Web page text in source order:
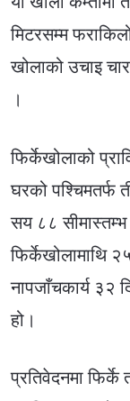
मिटरसम्म
खोलाको उचाइ
।
फिर्केखोलाको
घरको पश्चिमतर्फ
सय ८८
फिर्केखोलामाथि
नापजाँचकार्य ३२
हो।
प्रतिवेदनमा